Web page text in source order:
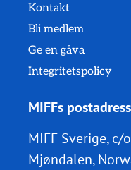
Kontakt
Bli medlem
Ge en gåva
Integritetspolicy
MIFFs postadress
MIFF Sverige, c/
Mjøndalen,